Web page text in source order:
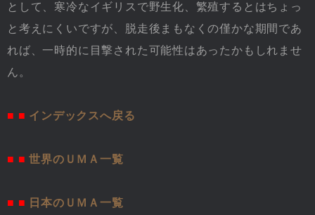
として、寒冷なイギリスで野生化、繁殖するとはちょっ
と考えにくいですが、脱走後まもなくの僅かな期間であ
れば、一時的に目撃された可能性はあったかもしれませ
ん。
■ ■ インデックスへ戻る
■ ■ 世界のＵＭＡ一覧
■ ■ 日本のＵＭＡ一覧